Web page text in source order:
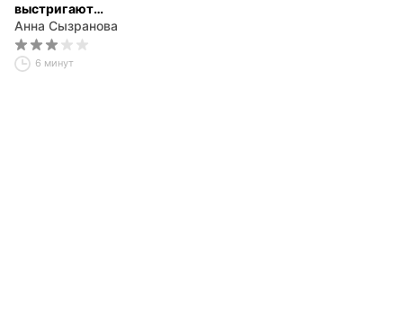
выстригают
челку?
Классификация
стерв
Анна Сызранова
6 минут